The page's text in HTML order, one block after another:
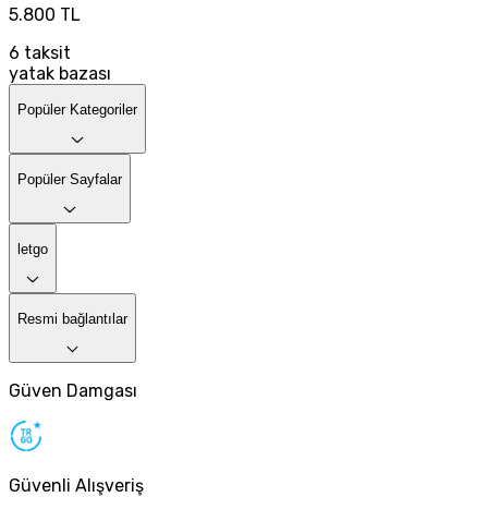
5.800 TL
6 taksit
yatak bazası
Popüler Kategoriler
Popüler Sayfalar
letgo
Resmi bağlantılar
Güven Damgası
Güvenli Alışveriş